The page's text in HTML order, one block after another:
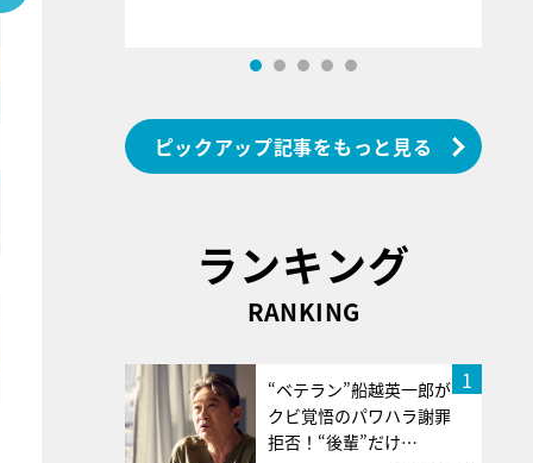
ピックアップ記事をもっと見る
ランキング
RANKING
1
“ベテラン”船越英一郎が
クビ覚悟のパワハラ謝罪
拒否！“後輩”だけ…